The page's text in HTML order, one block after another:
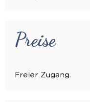
Preise
Freier Zugang.